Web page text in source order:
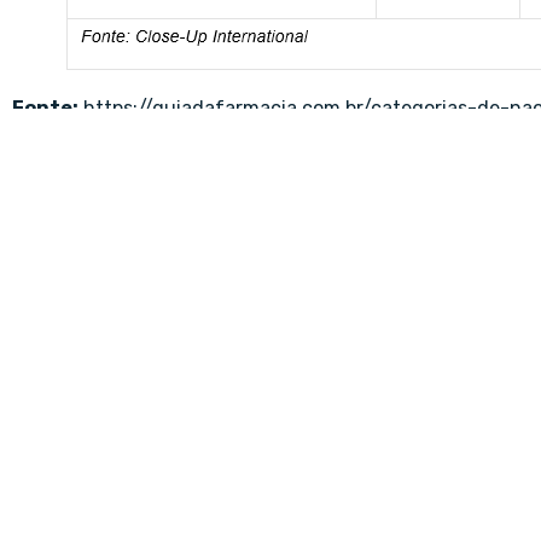
Fonte: https://guiadafarmacia.com.br/categorias-de-